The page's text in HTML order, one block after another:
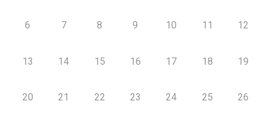
6 7 8 9 10 11 12
13 14 15 16 17 18 19
20 21 22 23 24 25 26